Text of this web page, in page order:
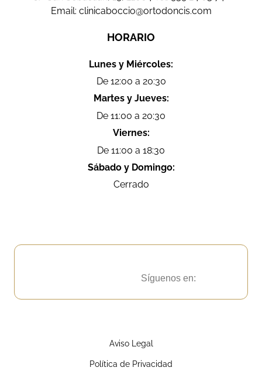
Email: clinicaboccio@ortodoncis.com
HORARIO
Lunes y Miércoles:
De 12:00 a 20:30
Martes y Jueves:
De 11:00 a 20:30
Viernes:
De 11:00 a 18:30
Sábado y Domingo:
Cerrado
Síguenos en:
Aviso Legal
Política de Privacidad